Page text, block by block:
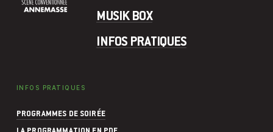
MUSIK BOX
INFOS PRATIQUES
INFOS PRATIQUES
PROGRAMMES DE SOIRÉE